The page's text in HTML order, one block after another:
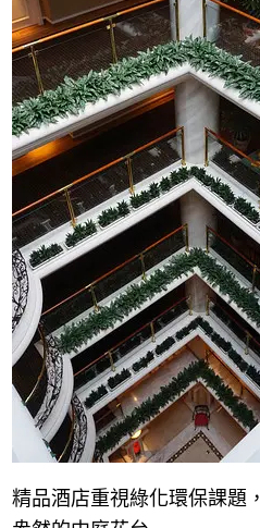
精品酒店重視綠化環保課題